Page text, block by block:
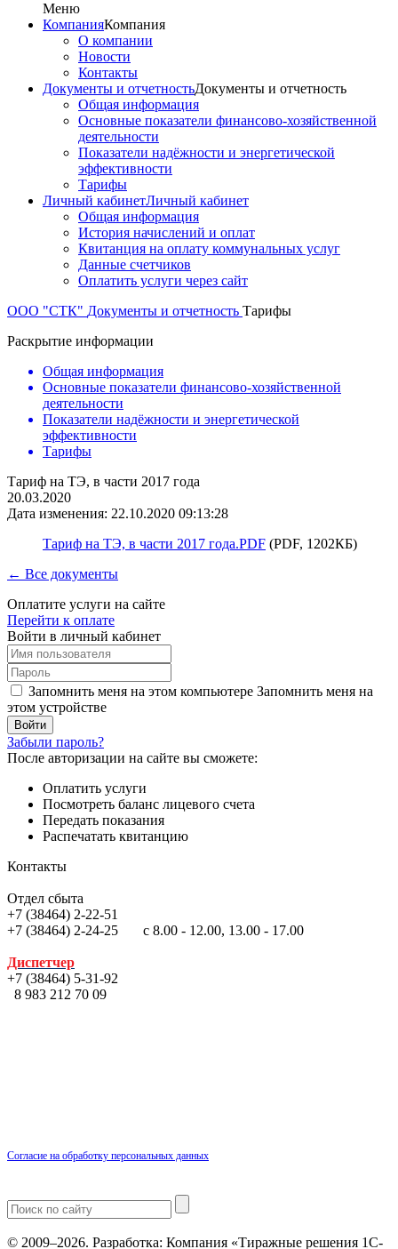
Меню
КомпанияКомпания
О компании
Новости
Контакты
Документы и отчетностьДокументы и отчетность
Общая информация
Основные показатели финансово-хозяйственной
деятельности
Показатели надёжности и энергетической
эффективности
Тарифы
Личный кабинетЛичный кабинет
Общая информация
История начислений и оплат
Квитанция на оплату коммунальных услуг
Данные счетчиков
Оплатить услуги через сайт
ООО "СТК" Документы и отчетность Тарифы
Раскрытие информации
Общая информация
Основные показатели финансово-хозяйственной
деятельности
Показатели надёжности и энергетической
эффективности
Тарифы
Тариф на ТЭ, в части 2017 года
20.03.2020
Дата изменения: 22.10.2020 09:13:28
Тариф на ТЭ, в части 2017 года.PDF (PDF, 1202КБ)
← Все документы
Оплатите услуги на сайте
Перейти к оплате
Войти в личный кабинет
Запомнить меня на этом компьютере Запомнить меня на
этом устройстве
Забыли пароль?
После авторизации на сайте вы сможете:
Оплатить услуги
Посмотреть баланс лицевого счета
Передать показания
Распечатать квитанцию
Контакты
Отдел сбыта
+7 (38464) 2-22-51
+7 (38464) 2-24-25 с 8.00 - 12.00, 13.00 - 17.00
Диспетчер
+7 (38464) 5-31-92
8 983 212 70 09
Согласие на обработку персональных данных
© 2009–2026. Разработка: Компания «Тиражные решения 1С-